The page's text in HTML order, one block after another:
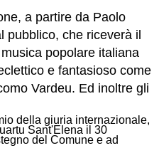
a partire da Paolo
che riceverà il
popolare italiana
e fantasioso come
Vardeu. Ed inoltre gli
della giuria internazionale,
Sant'Elena il 30
del Comune e ad